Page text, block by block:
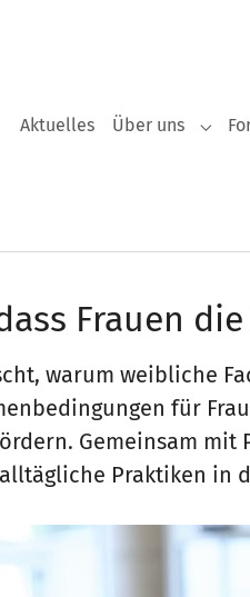
Aktuelles Über uns
Frauen
warum weibliche
für
Gemeinsam
Praktiken in